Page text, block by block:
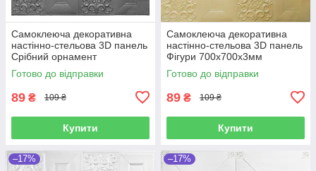
Самоклеюча декоративна
настінно-стельова 3D панель
Срібний орнамент
700x700x3мм
Готово до відправки
89 ₴ 109 ₴
Купити
Самоклеюча декоративна
настінно-стельова 3D панель
Фігури 700х700х3мм
Готово до відправки
89 ₴ 109 ₴
Купити
–17% –17%